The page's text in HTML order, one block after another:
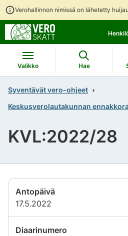
Verohallinnon nimissä on lähetetty
Valikko Hae
Syventävät vero-ohjeet
Keskusverolautakunnan
KVL:2022/28
Antopäivä
17.5.2022
Diaarinumero